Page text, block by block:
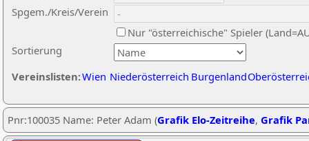
Sortierung
Spgem./Kreis/Verein
Nur "österreichische" Spieler
Vereinslisten:Wien Niederösterreich Burgenland
Pnr:100035 Name: Peter Adam (Grafik Elo-Zeitreihe, Grafik